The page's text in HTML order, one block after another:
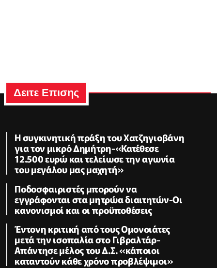
Δειτε Επισης
Η συγκινητική πράξη του Χατζηγιοβάνη
για τον μικρό Δημήτρη-«Κατέθεσε
12.500 ευρώ και τελείωσε την αγωνία
του μεγάλου μας μαχητή»
Ποδοσφαιριστές μπορούν να
εγγράφονται στα μητρώα διαιτητών-Οι
κανονισμοί και οι προϋποθέσεις
Έντονη κριτική από τους Ομονοιάτες
μετά την ισοπαλία στο Γιβραλτάρ-
Απάντησε μέλος του Δ.Σ. «κάποιοι
καταντούν κάθε χρόνο προβλέψιμοι»